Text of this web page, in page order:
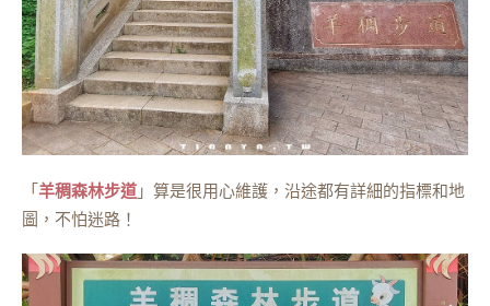
「羊稠森林步道 」算是很用心維護，沿途都有詳細的指標和地
圖，不怕迷路！